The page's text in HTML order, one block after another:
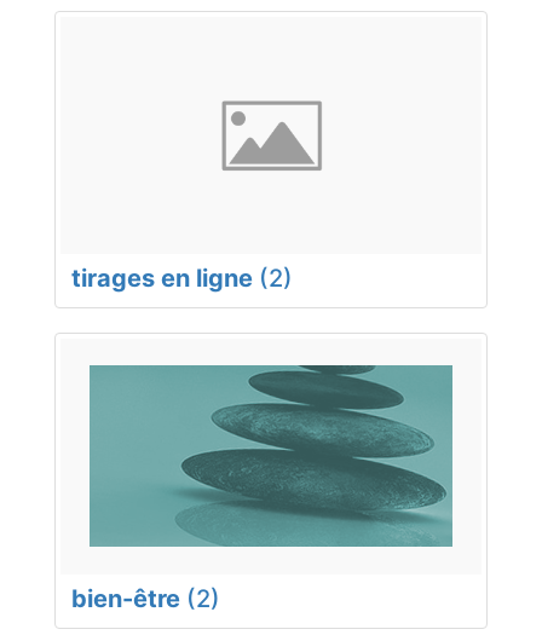
tirages en ligne (2)
bien-être (2)